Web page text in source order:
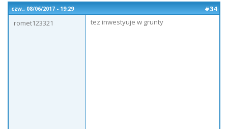
czw., 08/06/2017 - 19:29
#34
romet123321
tez inwestyuje w grunty